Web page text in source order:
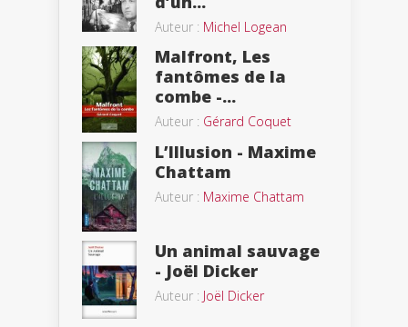
Auteur : Michel Logean
Malfront, Les
fantômes de la
combe -...
Auteur : Gérard Coquet
L’Illusion - Maxime
Chattam
Auteur : Maxime Chattam
Un animal sauvage
- Joël Dicker
Auteur : Joël Dicker